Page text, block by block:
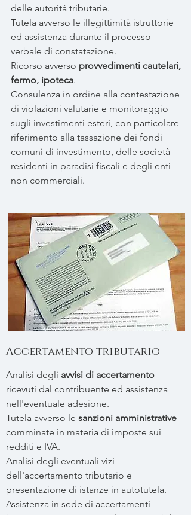
delle autorità tributarie.
Tutela avverso le illegittimità istruttorie
ed assistenza durante il processo
verbale di constatazione.
Ricorso avverso provvedimenti cautelari,
fermo, ipoteca.
Consulenza in ordine alla contestazione
di violazioni valutarie e monitoraggio
sugli investimenti esteri, con particolare
riferimento alla tassazione dei fondi
comuni di investimento, delle società
residenti in paradisi fiscali e degli enti
non commerciali.
Accertamento tributario
Analisi degli avvisi di accertamento
ricevuti dal contribuente ed assistenza
nell'eventuale adesione.
Tutela avverso le sanzioni amministrative
comminate in materia di imposte sui
redditi e IVA.
Analisi degli eventuali vizi
dell'accertamento tributario e
presentazione di istanze in autotutela.
Assistenza in sede di accertamenti